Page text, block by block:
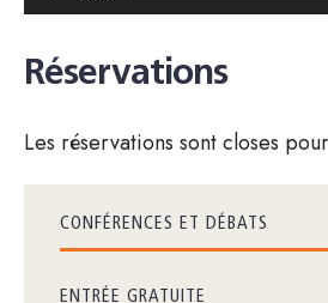
audio
Réservations
Les réservations sont closes
CONFÉRENCES ET DÉBATS
ENTRÉE GRATUITE